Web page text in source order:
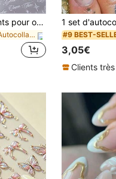
2 feuilles d'autocollants pour ongles à motif de lettres noires et blanches - Design de lettres et d'ailes d'ange holographique style Y2K, décoration d'ongles simple et auto-adhésive DIY, fournitures pour ongles pour femmes
de Autocollants Nail Art 3D/5D Autocollants de déc #9 BEST-
3,05€
Clients